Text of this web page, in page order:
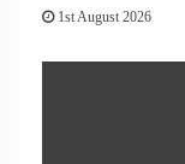
1st August 2026